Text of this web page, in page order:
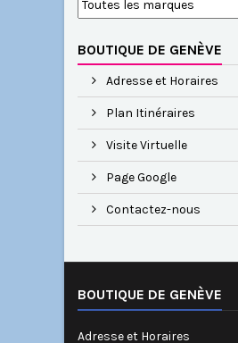
BOUTIQUE DE GENÈVE
Adresse et Horaires
Plan Itinéraires
Visite Virtuelle
Page Google
Contactez-nous
BOUTIQUE DE GENÈVE
Adresse et Horaires